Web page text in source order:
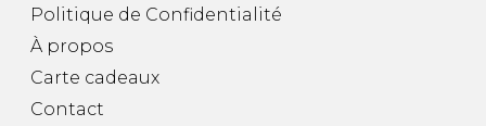
Politique de Confidentialité
À propos
Carte cadeaux
Contact